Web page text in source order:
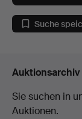
Suche
Auktionsarchiv
Sie suchen in
Auktionen.